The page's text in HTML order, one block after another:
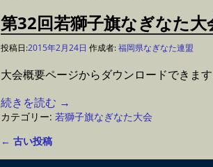
第32回若獅子旗なぎなた大
投稿日:2015年2月24日 作成者:福岡県なぎなた連盟
大会概要ページからダウンロードできま
続きを読む →
カテゴリー: 若獅子旗なぎなた大会
投稿ナビゲーション
← 古い投稿